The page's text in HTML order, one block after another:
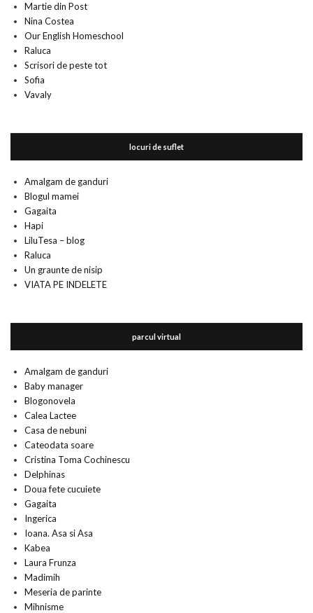
Martie din Post
Nina Costea
Our English Homeschool
Raluca
Scrisori de peste tot
Sofia
Vavaly
locuri de suflet
Amalgam de ganduri
Blogul mamei
Gagaita
Hapi
LiluTesa – blog
Raluca
Un graunte de nisip
VIATA PE INDELETE
parcul virtual
Amalgam de ganduri
Baby manager
Blogonovela
Calea Lactee
Casa de nebuni
Cateodata soare
Cristina Toma Cochinescu
Delphinas
Doua fete cucuiete
Gagaita
Ingerica
Ioana. Asa si Asa
Kabea
Laura Frunza
Madimih
Meseria de parinte
Mihnisme